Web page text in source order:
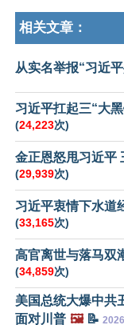
相关文章：
从实名举报“习近
习近平扛起三“大
(24,223次)
金正恩怒甩习近平
(29,939次)
习近平衷情下水道
(33,165次)
高官离世与落马双
(34,859次)
美国总统大爆中共
面对川普 🖼️📝